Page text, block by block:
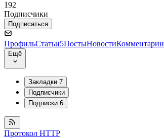
192
Подписчики
Подписаться
ПрофильСтатьи5ПостыНовостиКомментарии
Ещё
Закладки 7
Подписчики
Подписки 6
Протокол HTTP